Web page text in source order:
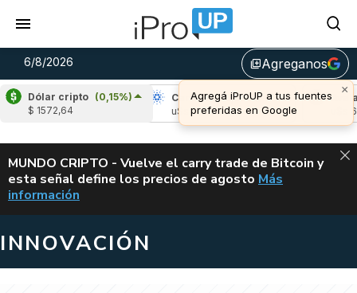
6/8/2026 library_addAgreganos
×
Agregá iProUP a tus fuentes
preferidas en Google
Dólar cripto (0,15%)
$ 1572,64
(-3,27%)
1,04
Cardano (5,93%)
u$s 0,20
ALERTA
MUNDO CRIPTO - Vuelve el carry trade de Bitcoin y
esta señal define los precios de agosto VUELVE EL
Más
información
INNOVACIÓN